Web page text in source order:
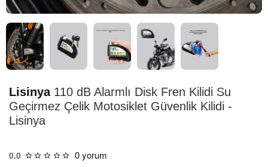
TESLİMAT
Lisinya110 dB Alarmlı Disk Fren Kilidi Su
Geçirmez Çelik Motosiklet Güvenlik Kilidi -
Lisinya
0.0 0 yorum